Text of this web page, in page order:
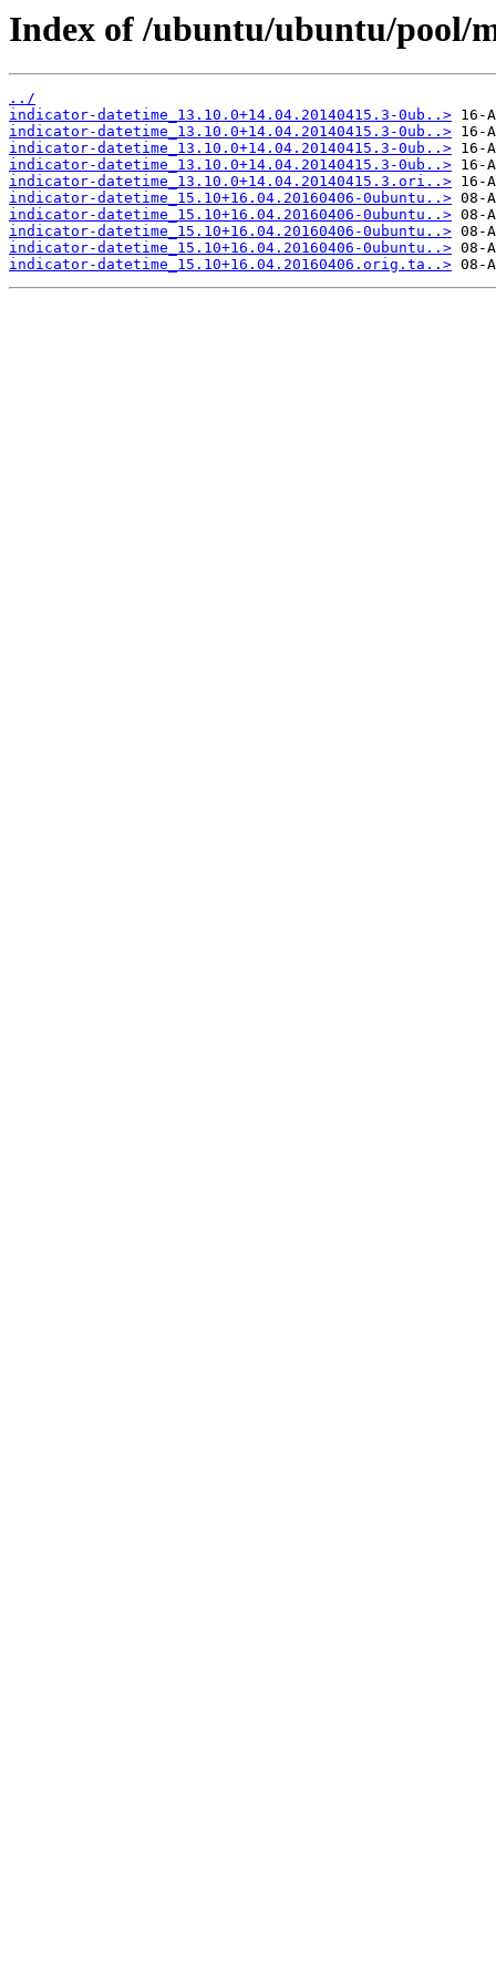
Index of /ubuntu/ubuntu/pool/
../
indicator-datetime_13.10.0+14.04.20140415.3-0ub..>
indicator-datetime_13.10.0+14.04.20140415.3-0ub..>
indicator-datetime_13.10.0+14.04.20140415.3-0ub..>
indicator-datetime_13.10.0+14.04.20140415.3-0ub..>
indicator-datetime_13.10.0+14.04.20140415.3.ori..>
indicator-datetime_15.10+16.04.20160406-0ubuntu..>
indicator-datetime_15.10+16.04.20160406-0ubuntu..>
indicator-datetime_15.10+16.04.20160406-0ubuntu..>
indicator-datetime_15.10+16.04.20160406-0ubuntu..>
indicator-datetime_15.10+16.04.20160406.orig.ta..>